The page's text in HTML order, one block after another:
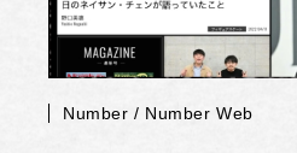
Number / Number Web